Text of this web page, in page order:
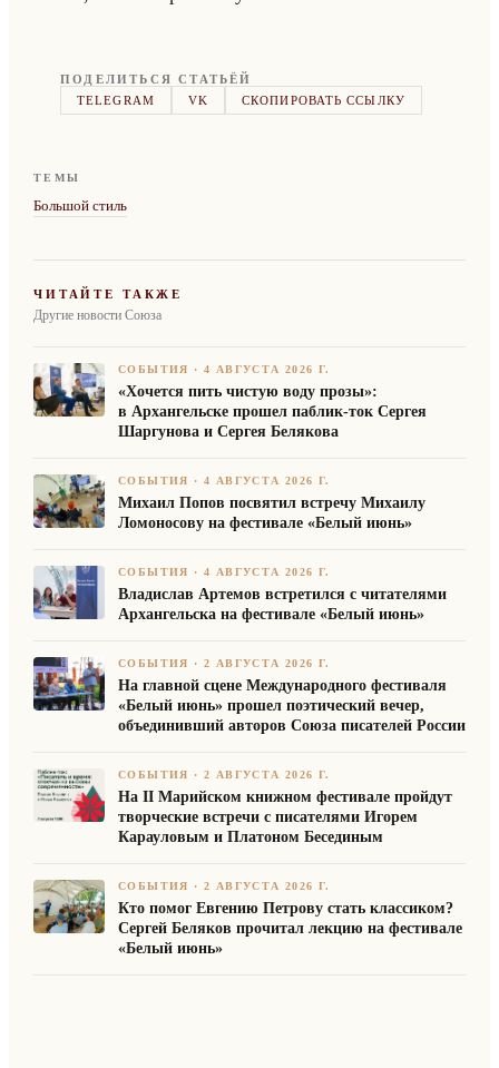
ПОДЕЛИТЬСЯ СТАТЬЁЙ
TELEGRAM
VK СКОПИРОВАТЬ ССЫЛКУ
ТЕМЫ
Большой стиль
ЧИТАЙТЕ ТАКЖЕ
Другие новости Союза
СОБЫТИЯ ·4 АВГУСТА 2026 Г.
«Хочется пить чистую воду прозы»:
в Архангельске прошел паблик-ток Сергея
Шаргунова и Сергея Белякова
СОБЫТИЯ ·4 АВГУСТА 2026 Г.
Михаил Попов посвятил встречу Михаилу
Ломоносову на фестивале «Белый июнь»
СОБЫТИЯ ·4 АВГУСТА 2026 Г.
Владислав Артемов встретился с читателями
Архангельска на фестивале «Белый июнь»
СОБЫТИЯ ·2 АВГУСТА 2026 Г.
На главной сцене Международного фестиваля
«Белый июнь» прошел поэтический вечер,
объединивший авторов Союза писателей России
СОБЫТИЯ ·2 АВГУСТА 2026 Г.
На II Марийском книжном фестивале пройдут
творческие встречи с писателями Игорем
Карауловым и Платоном Бесединым
СОБЫТИЯ ·2 АВГУСТА 2026 Г.
Кто помог Евгению Петрову стать классиком?
Сергей Беляков прочитал лекцию на фестивале
«Белый июнь»